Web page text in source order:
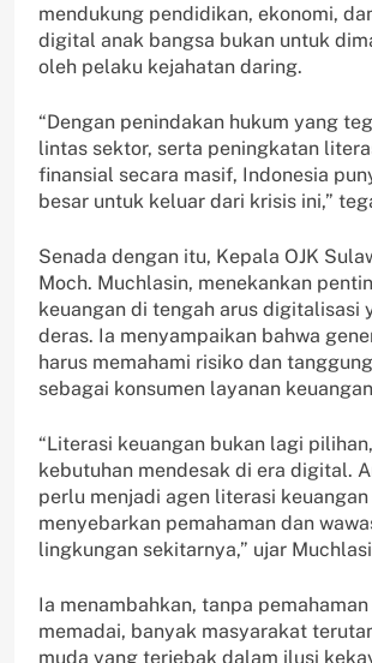
mendukung pendidikan, ekonomi,
digital anak bangsa bukan untuk
oleh pelaku kejahatan daring.
“Dengan penindakan hukum yang
lintas sektor, serta peningkatan
finansial secara masif, Indonesia
besar untuk keluar dari krisis ini,”
Senada dengan itu, Kepala OJK
Moch. Muchlasin, menekankan
keuangan di tengah arus digitalisasi
deras. Ia menyampaikan bahwa
harus memahami risiko dan
sebagai konsumen layanan
“Literasi keuangan bukan lagi
kebutuhan mendesak di era digital.
perlu menjadi agen literasi
menyebarkan pemahaman dan
lingkungan sekitarnya,” ujar
Ia menambahkan, tanpa
memadai, banyak masyarakat
muda yang terjebak dalam ilusi